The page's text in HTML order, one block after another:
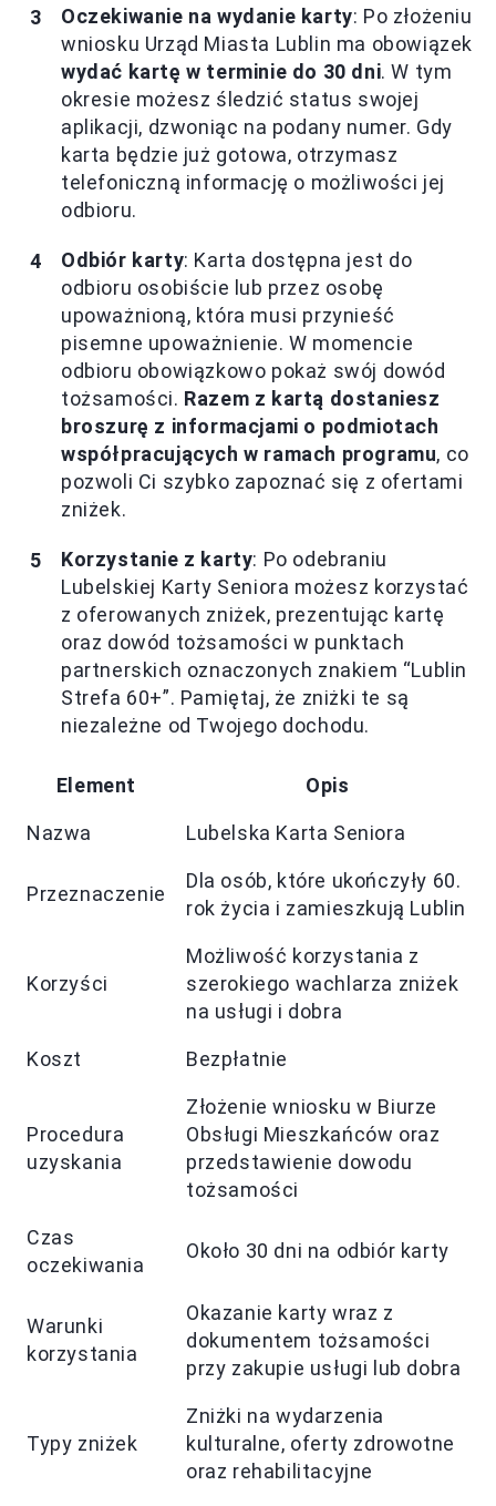
Oczekiwanie na wydanie karty: Po złożeniu
wniosku Urząd Miasta Lublin ma obowiązek
wydać kartę w terminie do 30 dni. W tym
okresie możesz śledzić status swojej
aplikacji, dzwoniąc na podany numer. Gdy
karta będzie już gotowa, otrzymasz
telefoniczną informację o możliwości jej
odbioru.
Odbiór karty: Karta dostępna jest do
odbioru osobiście lub przez osobę
upoważnioną, która musi przynieść
pisemne upoważnienie. W momencie
odbioru obowiązkowo pokaż swój dowód
tożsamości. Razem z kartą dostaniesz
broszurę z informacjami o podmiotach
współpracujących w ramach programu, co
pozwoli Ci szybko zapoznać się z ofertami
zniżek.
Korzystanie z karty: Po odebraniu
Lubelskiej Karty Seniora możesz korzystać
z oferowanych zniżek, prezentując kartę
oraz dowód tożsamości w punktach
partnerskich oznaczonych znakiem “Lublin
Strefa 60+”. Pamiętaj, że zniżki te są
niezależne od Twojego dochodu.
Element Opis
Nazwa Lubelska Karta Seniora
Przeznaczenie
Dla osób, które ukończyły 60.
rok życia i zamieszkują Lublin
Korzyści
Możliwość korzystania z
szerokiego wachlarza zniżek
na usługi i dobra
Koszt Bezpłatnie
Procedura
uzyskania
Złożenie wniosku w Biurze
Obsługi Mieszkańców oraz
przedstawienie dowodu
tożsamości
Czas
oczekiwania
Około 30 dni na odbiór karty
Warunki
korzystania
Okazanie karty wraz z
dokumentem tożsamości
przy zakupie usługi lub dobra
Typy zniżek
Zniżki na wydarzenia
kulturalne, oferty zdrowotne
oraz rehabilitacyjne